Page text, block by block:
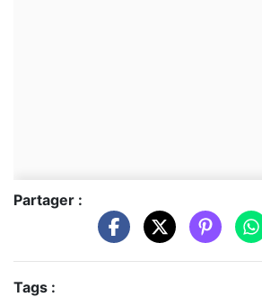
Partager :
Tags :